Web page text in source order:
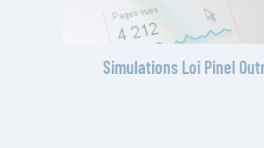
Simulations Loi Pinel